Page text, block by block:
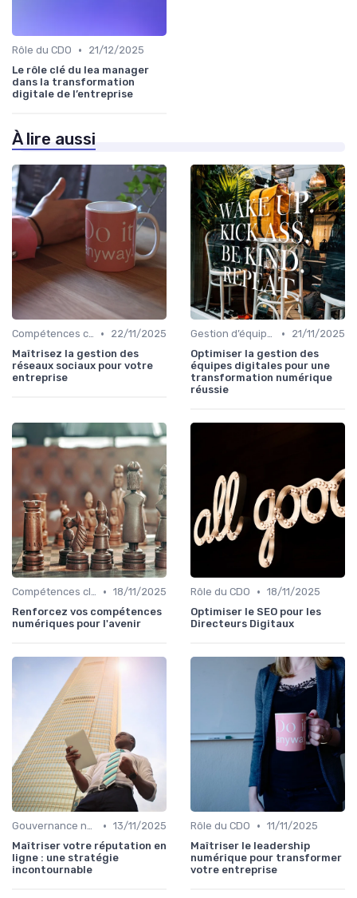
Rôle du CDO •
21/12/2025
Le rôle clé du lea manager
dans la transformation
digitale de l’entreprise
À lire aussi
Compétences clés •
22/11/2025
Maîtrisez la gestion des
réseaux sociaux pour votre
entreprise
Gestion d’équipes tech •
21/11/2025
Optimiser la gestion des
équipes digitales pour une
transformation numérique
réussie
Compétences clés • 18/11/2025
Renforcez vos compétences
numériques pour l'avenir
Rôle du CDO • 18/11/2025
Optimiser le SEO pour les
Directeurs Digitaux
Gouvernance numérique • 13/11/2025
Maîtriser votre réputation en
ligne : une stratégie
incontournable
Rôle du CDO • 11/11/2025
Maîtriser le leadership
numérique pour transformer
votre entreprise